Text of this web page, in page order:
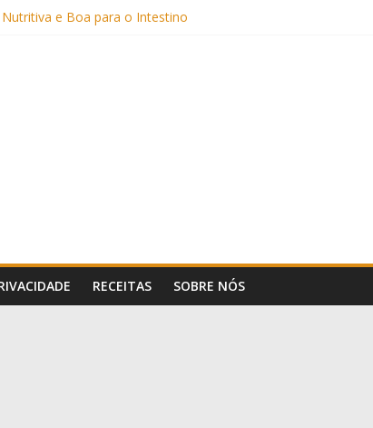
Açúcar e com Leite Vegetal)
e Boa para o Intestino
(Sem Forno, Fácil e Fofinho)
Receita Prática e Deliciosa
RECEITAS SOBRE NÓS